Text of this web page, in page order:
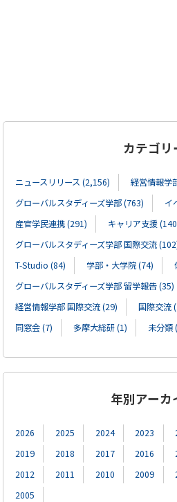
カテゴリ
ニュースリリース (2,156)
経営情報学
グローバルスタディーズ学部 (763)
イ
産官学民連携 (291)
キャリア支援
グローバルスタディーズ学部 国際交流
T-Studio (84)
学部・大学院 (74)
グローバルスタディーズ学部 留学報告 (35)
経営情報学部 国際交流 (29)
国際交流
同窓会 (7)
多摩大総研 (1) 未分類
年別アーカ
2026 2025 2024 2023
2019
2018 2017 2016
2012
2011 2010 2009
2005